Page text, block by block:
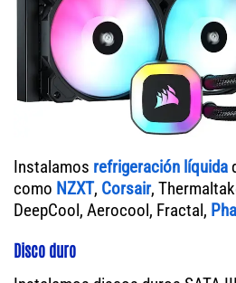
Instalamos refrigeración líquida
como NZXT, Corsair,
DeepCool, Aerocool, Fractal,
Disco duro